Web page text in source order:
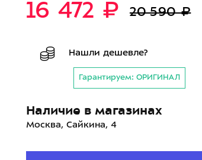
16 472 ₽ 20 590 ₽
Нашли дешевле?
Гарантируем: ОРИГИНАЛ
Наличие в магазинах
Москва, Сайкина, 4